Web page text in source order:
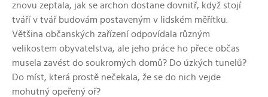
znovu zeptala, jak se archon dostane dovnitř, když stojí
tváří v tvář budovám postaveným v lidském měřítku.
Většina občanských zařízení odpovídala různým
velikostem obyvatelstva, ale jeho práce ho přece občas
musela zavést do soukromých domů? Do úzkých tunelů?
Do míst, která prostě nečekala, že se do nich vejde
mohutný opeřený oř?